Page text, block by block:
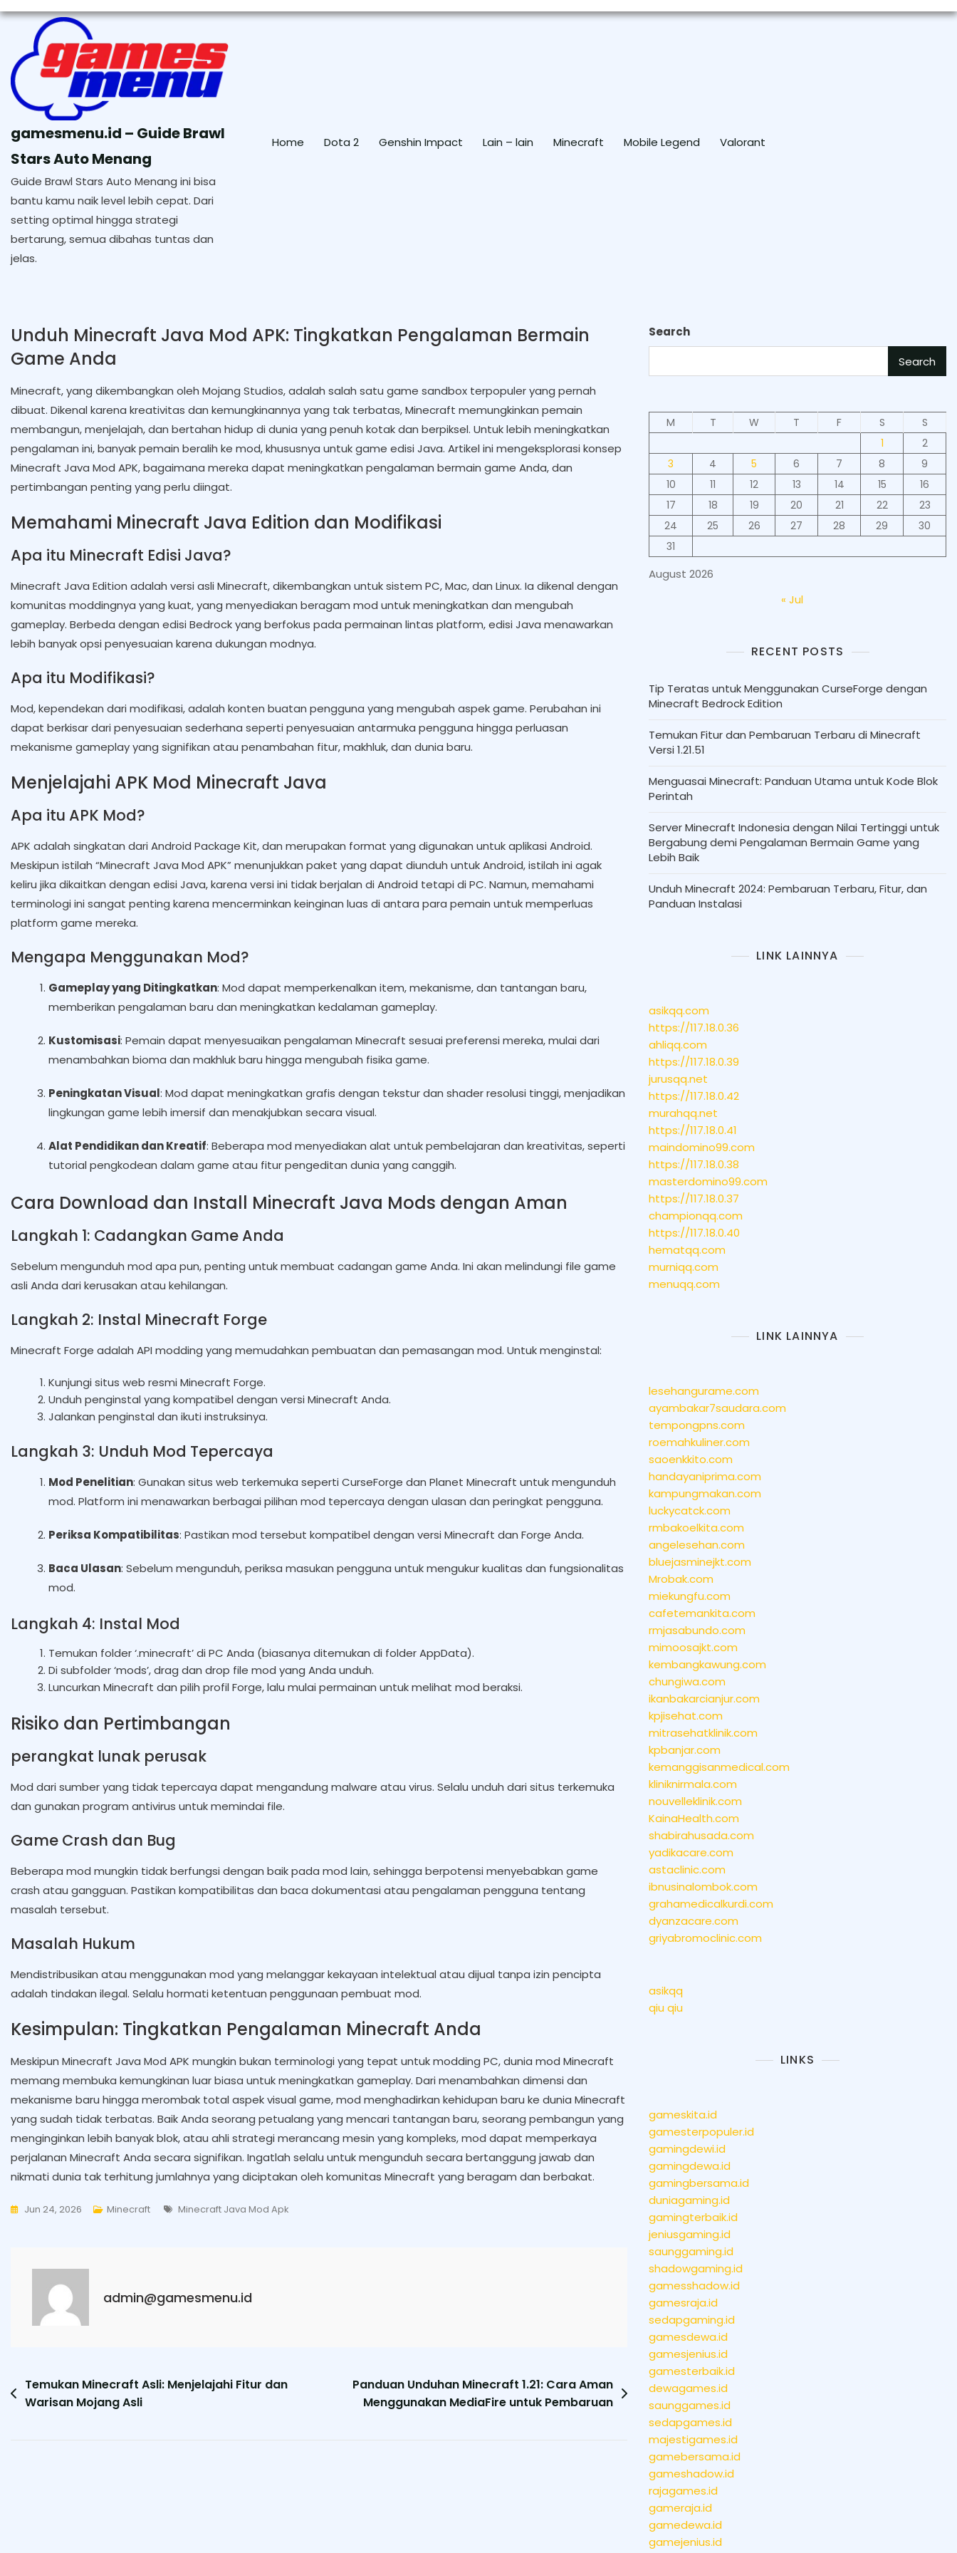
content
gamesmenu.id – Guide Brawl
Stars Auto Menang
Guide Brawl Stars Auto Menang ini bisa
bantu kamu naik level lebih cepat. Dari
setting optimal hingga strategi
bertarung, semua dibahas tuntas dan
jelas.
Home Dota 2 Genshin Impact Lain – lain Minecraft Mobile Legend Valorant
Unduh Minecraft Java Mod APK: Tingkatkan Pengalaman Bermain
Game Anda
Minecraft, yang dikembangkan oleh Mojang Studios, adalah salah satu game sandbox terpopuler yang pernah
dibuat. Dikenal karena kreativitas dan kemungkinannya yang tak terbatas, Minecraft memungkinkan pemain
membangun, menjelajah, dan bertahan hidup di dunia yang penuh kotak dan berpiksel. Untuk lebih meningkatkan
pengalaman ini, banyak pemain beralih ke mod, khususnya untuk game edisi Java. Artikel ini mengeksplorasi konsep
Minecraft Java Mod APK, bagaimana mereka dapat meningkatkan pengalaman bermain game Anda, dan
pertimbangan penting yang perlu diingat.
Memahami Minecraft Java Edition dan Modifikasi
Apa itu Minecraft Edisi Java?
Minecraft Java Edition adalah versi asli Minecraft, dikembangkan untuk sistem PC, Mac, dan Linux. Ia dikenal dengan
komunitas moddingnya yang kuat, yang menyediakan beragam mod untuk meningkatkan dan mengubah
gameplay. Berbeda dengan edisi Bedrock yang berfokus pada permainan lintas platform, edisi Java menawarkan
lebih banyak opsi penyesuaian karena dukungan modnya.
Apa itu Modifikasi?
Mod, kependekan dari modifikasi, adalah konten buatan pengguna yang mengubah aspek game. Perubahan ini
dapat berkisar dari penyesuaian sederhana seperti penyesuaian antarmuka pengguna hingga perluasan
mekanisme gameplay yang signifikan atau penambahan fitur, makhluk, dan dunia baru.
Menjelajahi APK Mod Minecraft Java
Apa itu APK Mod?
APK adalah singkatan dari Android Package Kit, dan merupakan format yang digunakan untuk aplikasi Android.
Meskipun istilah “Minecraft Java Mod APK” menunjukkan paket yang dapat diunduh untuk Android, istilah ini agak
keliru jika dikaitkan dengan edisi Java, karena versi ini tidak berjalan di Android tetapi di PC. Namun, memahami
terminologi ini sangat penting karena mencerminkan keinginan luas di antara para pemain untuk memperluas
platform game mereka.
Mengapa Menggunakan Mod?
Gameplay yang Ditingkatkan: Mod dapat memperkenalkan item, mekanisme, dan tantangan baru,
memberikan pengalaman baru dan meningkatkan kedalaman gameplay.
Kustomisasi: Pemain dapat menyesuaikan pengalaman Minecraft sesuai preferensi mereka, mulai dari
menambahkan bioma dan makhluk baru hingga mengubah fisika game.
Peningkatan Visual: Mod dapat meningkatkan grafis dengan tekstur dan shader resolusi tinggi, menjadikan
lingkungan game lebih imersif dan menakjubkan secara visual.
Alat Pendidikan dan Kreatif: Beberapa mod menyediakan alat untuk pembelajaran dan kreativitas, seperti
tutorial pengkodean dalam game atau fitur pengeditan dunia yang canggih.
Cara Download dan Install Minecraft Java Mods dengan Aman
Langkah 1: Cadangkan Game Anda
Sebelum mengunduh mod apa pun, penting untuk membuat cadangan game Anda. Ini akan melindungi file game
asli Anda dari kerusakan atau kehilangan.
Langkah 2: Instal Minecraft Forge
Minecraft Forge adalah API modding yang memudahkan pembuatan dan pemasangan mod. Untuk menginstal:
Kunjungi situs web resmi Minecraft Forge.
Unduh penginstal yang kompatibel dengan versi Minecraft Anda.
Jalankan penginstal dan ikuti instruksinya.
Langkah 3: Unduh Mod Tepercaya
Mod Penelitian: Gunakan situs web terkemuka seperti CurseForge dan Planet Minecraft untuk mengunduh
mod. Platform ini menawarkan berbagai pilihan mod tepercaya dengan ulasan dan peringkat pengguna.
Periksa Kompatibilitas: Pastikan mod tersebut kompatibel dengan versi Minecraft dan Forge Anda.
Baca Ulasan: Sebelum mengunduh, periksa masukan pengguna untuk mengukur kualitas dan fungsionalitas
mod.
Langkah 4: Instal Mod
Temukan folder ‘.minecraft’ di PC Anda (biasanya ditemukan di folder AppData).
Di subfolder ‘mods’, drag dan drop file mod yang Anda unduh.
Luncurkan Minecraft dan pilih profil Forge, lalu mulai permainan untuk melihat mod beraksi.
Risiko dan Pertimbangan
perangkat lunak perusak
Mod dari sumber yang tidak tepercaya dapat mengandung malware atau virus. Selalu unduh dari situs terkemuka
dan gunakan program antivirus untuk memindai file.
Game Crash dan Bug
Beberapa mod mungkin tidak berfungsi dengan baik pada mod lain, sehingga berpotensi menyebabkan game
crash atau gangguan. Pastikan kompatibilitas dan baca dokumentasi atau pengalaman pengguna tentang
masalah tersebut.
Masalah Hukum
Mendistribusikan atau menggunakan mod yang melanggar kekayaan intelektual atau dijual tanpa izin pencipta
adalah tindakan ilegal. Selalu hormati ketentuan penggunaan pembuat mod.
Kesimpulan: Tingkatkan Pengalaman Minecraft Anda
Meskipun Minecraft Java Mod APK mungkin bukan terminologi yang tepat untuk modding PC, dunia mod Minecraft
memang membuka kemungkinan luar biasa untuk meningkatkan gameplay. Dari menambahkan dimensi dan
mekanisme baru hingga merombak total aspek visual game, mod menghadirkan kehidupan baru ke dunia Minecraft
yang sudah tidak terbatas. Baik Anda seorang petualang yang mencari tantangan baru, seorang pembangun yang
menginginkan lebih banyak blok, atau ahli strategi merancang mesin yang kompleks, mod dapat memperkaya
perjalanan Minecraft Anda secara signifikan. Ingatlah selalu untuk mengunduh secara bertanggung jawab dan
nikmati dunia tak terhitung jumlahnya yang diciptakan oleh komunitas Minecraft yang beragam dan berbakat.
Jun 24, 2026 Minecraft Tags
Minecraft Java Mod Apk
admin@gamesmenu.id
Post
navigation
Temukan Minecraft Asli: Menjelajahi Fitur dan
Warisan Mojang Asli
Panduan Unduhan Minecraft 1.21: Cara Aman
Menggunakan MediaFire untuk Pembaruan
Search
Search
August 2026
M T W T F S
S
1
2
3
4 5 6 7 8
9
10
11 12 13 14 15
16
17
18 19 20 21 22
23
24
25 26 27 28 29
30
31
« Jul
RECENT POSTS
Tip Teratas untuk Menggunakan CurseForge dengan
Minecraft Bedrock Edition
Temukan Fitur dan Pembaruan Terbaru di Minecraft
Versi 1.21.51
Menguasai Minecraft: Panduan Utama untuk Kode Blok
Perintah
Server Minecraft Indonesia dengan Nilai Tertinggi untuk
Bergabung demi Pengalaman Bermain Game yang
Lebih Baik
Unduh Minecraft 2024: Pembaruan Terbaru, Fitur, dan
Panduan Instalasi
LINK LAINNYA
asikqq.com
https://117.18.0.36
ahliqq.com
https://117.18.0.39
jurusqq.net
https://117.18.0.42
murahqq.net
https://117.18.0.41
maindomino99.com
https://117.18.0.38
masterdomino99.com
https://117.18.0.37
championqq.com
https://117.18.0.40
hematqq.com
murniqq.com
menuqq.com
LINK LAINNYA
lesehangurame.com
ayambakar7saudara.com
tempongpns.com
roemahkuliner.com
saoenkkito.com
handayaniprima.com
kampungmakan.com
luckycatck.com
rmbakoelkita.com
angelesehan.com
bluejasminejkt.com
Mrobak.com
miekungfu.com
cafetemankita.com
rmjasabundo.com
mimoosajkt.com
kembangkawung.com
chungiwa.com
ikanbakarcianjur.com
kpjisehat.com
mitrasehatklinik.com
kpbanjar.com
kemanggisanmedical.com
kliniknirmala.com
nouvelleklinik.com
KainaHealth.com
shabirahusada.com
yadikacare.com
astaclinic.com
ibnusinalombok.com
grahamedicalkurdi.com
dyanzacare.com
griyabromoclinic.com
asikqq
qiu qiu
LINKS
gameskita.id
gamesterpopuler.id
gamingdewi.id
gamingdewa.id
gamingbersama.id
duniagaming.id
gamingterbaik.id
jeniusgaming.id
saunggaming.id
shadowgaming.id
gamesshadow.id
gamesraja.id
sedapgaming.id
gamesdewa.id
gamesjenius.id
gamesterbaik.id
dewagames.id
saunggames.id
sedapgames.id
majestigames.id
gamebersama.id
gameshadow.id
rajagames.id
gameraja.id
gamedewa.id
gamejenius.id